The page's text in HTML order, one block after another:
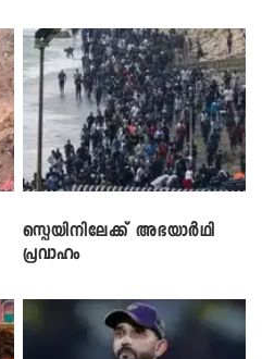
സ്പെയിനിലേക്ക് അഭയാർഥി
പ്രവാഹം